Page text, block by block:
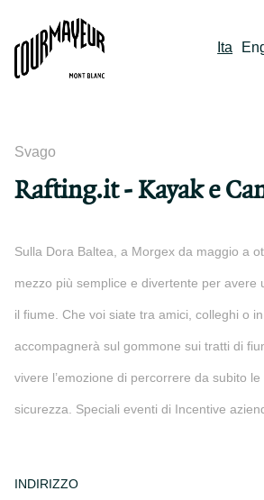
Ita
Svago
Rafting.it - Kayak e
Sulla Dora Baltea, a Morgex da maggio a
mezzo più semplice e divertente per avere
il fiume. Che voi siate tra amici, colleghi o
accompagnerà sul gommone sui tratti di
vivere l’emozione di percorrere da subito
sicurezza. Speciali eventi di Incentive
INDIRIZZO